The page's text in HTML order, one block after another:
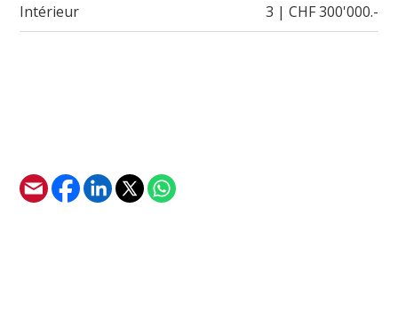
Intérieur 3 | CHF 300'000.-